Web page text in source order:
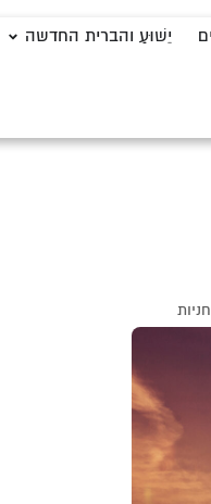
יֵשׁוּעַ והברית החדשה